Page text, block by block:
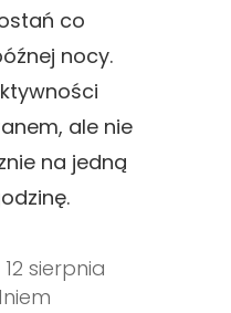
co
nocy.
ale nie
na jedną
sierpnia